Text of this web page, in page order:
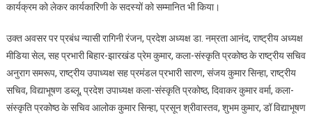
कार्यक्रम को लेकर कार्यकारिणी के सदस्यों को सम्मानित भी किया।
उक्त अवसर पर प्रबंध न्यासी रागिनी रंजन, प्रदेश अध्यक्ष डा. नम्रता आनंद, राष्ट्रीय अध्यक्ष
मीडिया सेल, सह प्रभारी बिहार-झारखंड प्रेम कुमार, कला-संस्कृति प्रकोष्ठ के राष्ट्रीय सचिव
अनुराग समरूप, राष्ट्रीय उपाध्यक्ष सह प्रमंडल प्रभारी सारण, संजय कुमार सिन्हा, राष्ट्रीय
सचिव, विद्याभूषण डब्लू, प्रदेश उपाध्यक्ष कला-संस्कृति प्रकोष्ठ, दिवाकर कुमार वर्मा, कला-
संस्कृति प्रकोष्ठ के सचिव आलोक कुमार सिन्हा, प्रसून श्रीवास्तव, शुभम कुमार, डॉ विद्याभूषण